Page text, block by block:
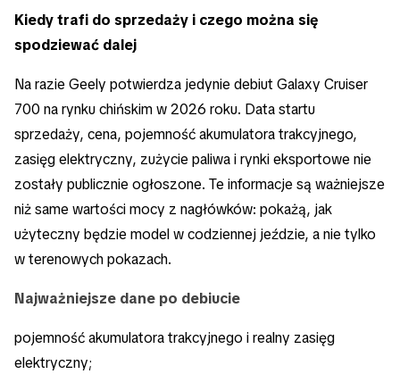
Kiedy trafi do sprzedaży i czego można się
spodziewać dalej
Na razie Geely potwierdza jedynie debiut Galaxy Cruiser
700 na rynku chińskim w 2026 roku. Data startu
sprzedaży, cena, pojemność akumulatora trakcyjnego,
zasięg elektryczny, zużycie paliwa i rynki eksportowe nie
zostały publicznie ogłoszone. Te informacje są ważniejsze
niż same wartości mocy z nagłówków: pokażą, jak
użyteczny będzie model w codziennej jeździe, a nie tylko
w terenowych pokazach.
Najważniejsze dane po debiucie
pojemność akumulatora trakcyjnego i realny zasięg
elektryczny;